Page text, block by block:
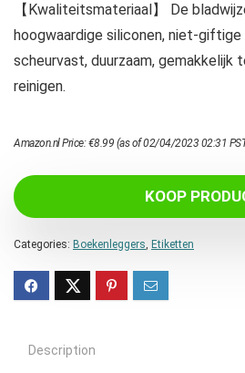
【Kwaliteitsmateriaal】 De
hoogwaardige siliconen, niet-giftige
scheurvast, duurzaam, gemakkelijk
reinigen.
Amazon.nl Price:€8.99 (as of 02/04/2023 02:31
KOOP
Categories: Boekenleggers, Etiketten
Description